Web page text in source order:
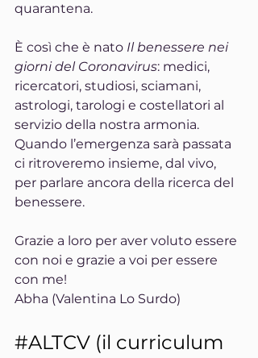
quarantena.
È così che è nato Il benessere nei
giorni del Coronavirus: medici,
ricercatori, studiosi, sciamani,
astrologi, tarologi e costellatori al
servizio della nostra armonia.
Quando l’emergenza sarà passata
ci ritroveremo insieme, dal vivo,
per parlare ancora della ricerca del
benessere.
Grazie a loro per aver voluto essere
con noi e grazie a voi per essere
con me!
Abha (Valentina Lo Surdo)
#ALTCV (il curriculum